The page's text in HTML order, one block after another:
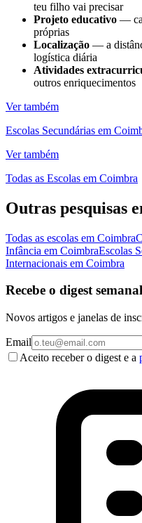
teu filho vai precisar
Projeto educativo —
próprias
Localização — a
logística diária
Atividades
outros enriquecimentos
Ver também
Escolas Secundárias em
Ver também
Todas as Escolas em Coimbra
Outras pesquisas
Todas as escolas em Coimbra
Infância em CoimbraEscolas
Internacionais em Coimbra
Recebe o digest semanal
Novos artigos e janelas de
Email
Aceito receber o digest e a